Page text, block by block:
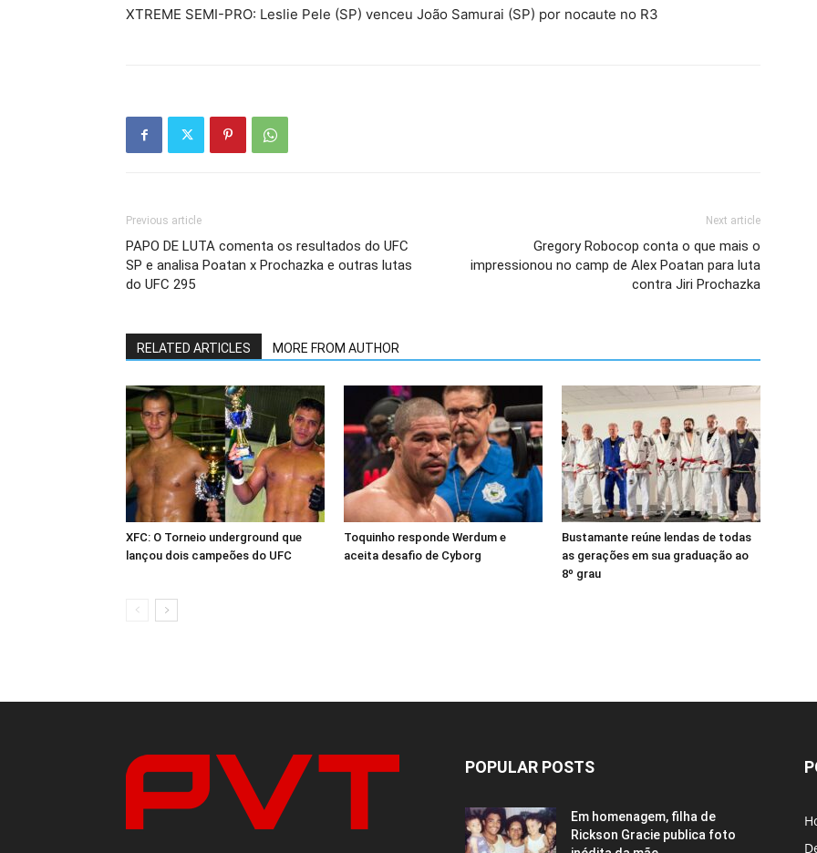
XTREME SEMI-PRO: Leslie Pele (SP) venceu João Samurai (SP) por nocaute no R3
Previous article
PAPO DE LUTA comenta os resultados do UFC
SP e analisa Poatan x Prochazka e outras lutas
do UFC 295
Next article
Gregory Robocop conta o que mais o
impressionou no camp de Alex Poatan para luta
contra Jiri Prochazka
RELATED ARTICLES MORE FROM AUTHOR
XFC: O Torneio underground que
lançou dois campeões do UFC
Toquinho responde Werdum e
aceita desafio de Cyborg
Bustamante reúne lendas de todas
as gerações em sua graduação ao
8º grau
POPULAR POSTS
Em homenagem, filha de
Rickson Gracie publica foto